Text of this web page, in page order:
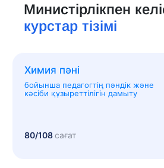
Министірлікпен
курстар тізімі
Химия пәні
бойынша педагогтің пәндік және
кәсіби құзыреттілігін дамыту
80/108сағат